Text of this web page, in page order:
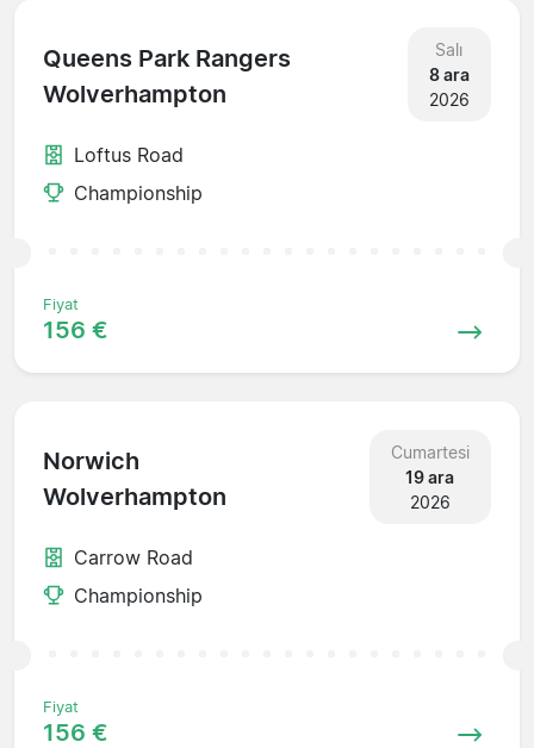
Queens Park Rangers
Wolverhampton
Salı
8 ara
2026
Loftus Road
Championship
Fiyat
156 €
Norwich
Wolverhampton
Cumartesi
19 ara
2026
Carrow Road
Championship
Fiyat
156 €